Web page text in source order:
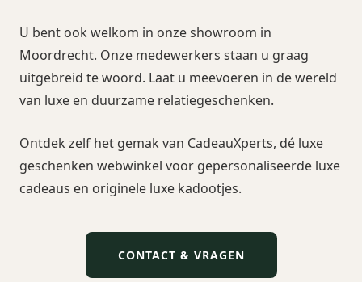
U bent ook welkom in onze showroom in
Moordrecht. Onze medewerkers staan u graag
uitgebreid te woord. Laat u meevoeren in de wereld
van luxe en duurzame relatiegeschenken.
Ontdek zelf het gemak van CadeauXperts, dé luxe
geschenken webwinkel voor gepersonaliseerde luxe
cadeaus en originele luxe kadootjes.
CONTACT & VRAGEN